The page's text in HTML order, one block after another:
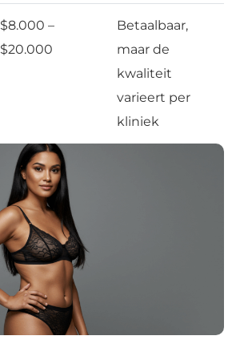
$8.000 –
$20.000
Betaalbaar,
maar de
kwaliteit
varieert per
kliniek